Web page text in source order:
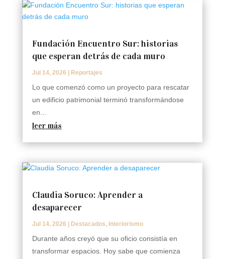
Fundación Encuentro Sur: historias
que esperan detrás de cada muro
Jul 14, 2026 | Reportajes
Lo que comenzó como un proyecto para rescatar
un edificio patrimonial terminó transformándose
en...
leer más
Claudia Soruco: Aprender a
desaparecer
Jul 14, 2026 Destacados, Interiorismo
Durante años creyó que su oficio consistía en
transformar espacios. Hoy sabe que comienza